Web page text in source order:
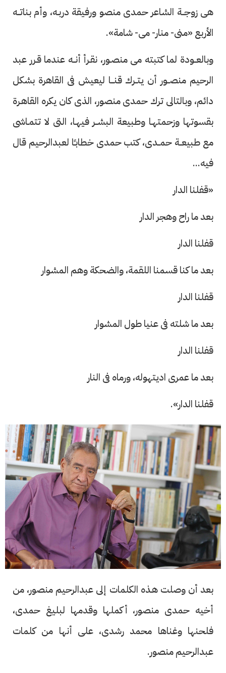
هى زوجــة الشاعر حمدى منصو ورفيقة دربـه، وأم بناتــه
الأربع «منى- منار- مى- شامة».
وبالعــودة لما كتبته مى منصـور، نقـرأ أنــه عندما قـرر عبد
الرحيم منصــور أن يتــرك قنـــا ليعيش فى القاهرة بشكل
دائم، وبالتالى ترك حمدى منصور، الذى كان يكره القاهـرة
بقسوتها وزحمتهـا وطبيعة البشــر فيهـا، التى لا تتمـاشى
مع طبيعــة حمــدى، كتب حمدى خطابـًا لعبدالرحيم قال
فيه...
«قفلنا الدار
بعد ما راح وهجر الدار
قفلنا الدار
بعد ما كنا قسمنا اللقمة، والضحكة وهم المشوار
قفلنا الدار
بعد ما شلته فى عنيا طول المشوار
قفلنا الدار
بعد ما عمرى اديتهوله، ورماه فى النار
قفلنا الدار».
بعد أن وصلت هـذه الكلمات إلى عبدالرحيم منصور، من
أخيه حمدى منصور، أكملها وقدمها لبليغ حمدى،
فلحنها وغناها محمد رشدى، على أنها من كلمات
عبدالرحيم منصور.